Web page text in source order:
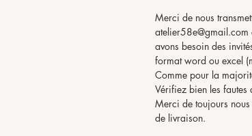
Merci de nous
atelier58e@gmail.com
avons besoin des
format word ou excel
Comme pour la
Vérifiez bien les
Merci de toujours nous
de livraison.